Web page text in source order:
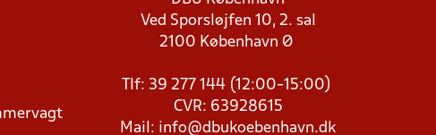
Ved Sporsløjfen 10, 2. sal
2100 København Ø
Tlf: 39 277 144 (12:00-15:00)
CVR: 63928615
Mail: info@dbukoebenhavn.dk